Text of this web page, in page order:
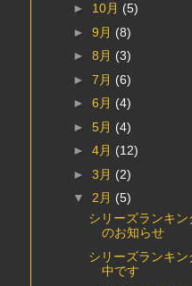
► 10月 (5)
► 9月 (8)
► 8月 (3)
► 7月 (6)
► 6月 (4)
► 5月 (4)
► 4月 (12)
► 3月 (2)
▼ 2月 (5)
シリーズランキン
のお知らせ
シリーズランキン
中です